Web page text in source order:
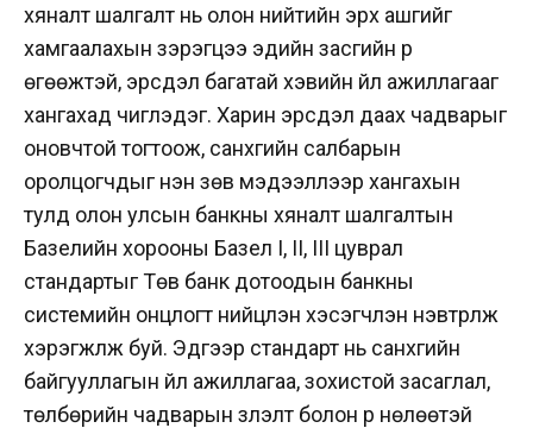
хяналт шалгалт нь олон нийтийн эрх ашгийг
хамгаалахын зэрэгцээ эдийн засгийн үр
өгөөжтэй, эрсдэл багатай хэвийн үйл ажиллагааг
хангахад чиглэдэг. Харин эрсдэл даах чадварыг
оновчтой тогтоож, санхүүгийн салбарын
оролцогчдыг үнэн зөв мэдээллээр хангахын
тулд олон улсын банкны хяналт шалгалтын
Базелийн хорооны Базел I, II, III цуврал
стандартыг Төв банк дотоодын банкны
системийн онцлогт нийцүүлэн хэсэгчлэн нэвтрүүлж
хэрэгжүүлж буй. Эдгээр стандарт нь санхүүгийн
байгууллагын үйл ажиллагаа, зохистой засаглал,
төлбөрийн чадварын үзүүлэлт болон үр нөлөөтэй